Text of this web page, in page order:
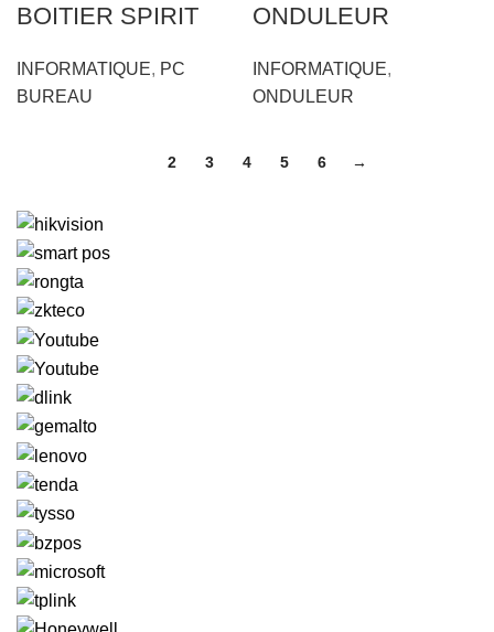
BOITIER SPIRIT
INFORMATIQUE, PC
BUREAU
ONDULEUR
SORTIE
INFORMATIQUE,
ONDULEUR
2 3 4 5 6 →